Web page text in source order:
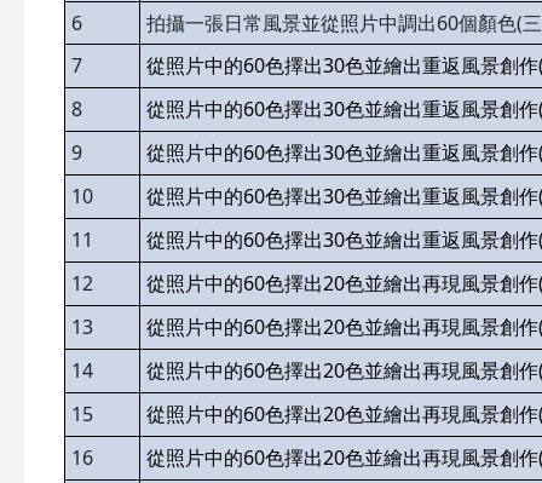
6
拍攝一張日常風景並從照片中調出60個顏色(
7
從照片中的60色擇出30色並繪出重返風景創作
8
從照片中的60色擇出30色並繪出重返風景創作
9
從照片中的60色擇出30色並繪出重返風景創作
10
從照片中的60色擇出30色並繪出重返風景創作
11
從照片中的60色擇出30色並繪出重返風景創作
12
從照片中的60色擇出20色並繪出再現風景創作
13
從照片中的60色擇出20色並繪出再現風景創作
14
從照片中的60色擇出20色並繪出再現風景創作
15
從照片中的60色擇出20色並繪出再現風景創作
16
從照片中的60色擇出20色並繪出再現風景創作